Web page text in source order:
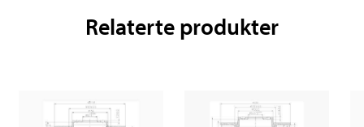
Relaterte produkter